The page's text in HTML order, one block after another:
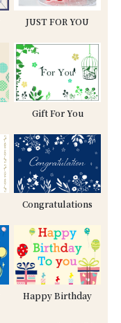
JUST FOR YOU
Gift For You
Congratulations
Happy Birthday